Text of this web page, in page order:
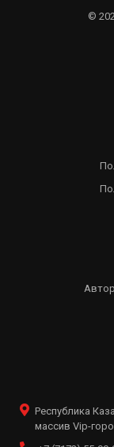
©
Республика
массив Vip-